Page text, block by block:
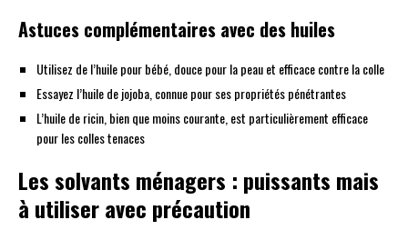
Astuces complémentaires avec des huiles
Utilisez de l’huile pour bébé, douce pour la peau et efficace contre la colle
Essayez l’huile de jojoba, connue pour ses propriétés pénétrantes
L’huile de ricin, bien que moins courante, est particulièrement efficace
pour les colles tenaces
Les solvants ménagers : puissants mais
à utiliser avec précaution